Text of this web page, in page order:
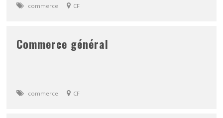
commerce CF
Commerce général
commerce CF